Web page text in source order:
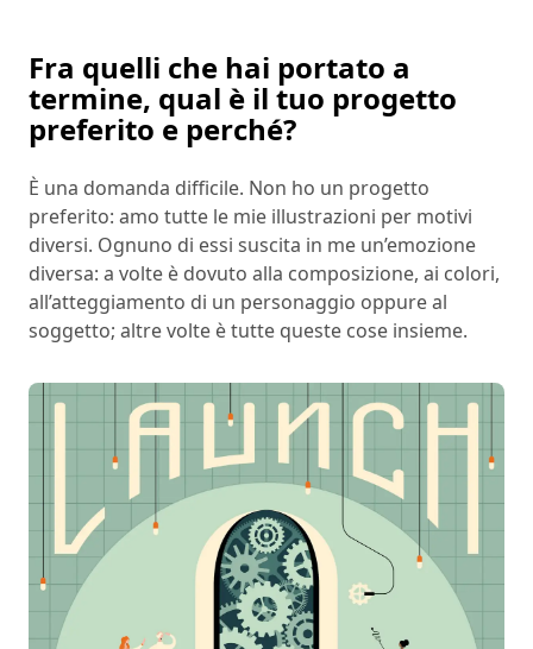
Fra quelli che hai portato a
termine, qual è il tuo progetto
preferito e perché?
È una domanda difficile. Non ho un progetto
preferito: amo tutte le mie illustrazioni per motivi
diversi. Ognuno di essi suscita in me un’emozione
diversa: a volte è dovuto alla composizione, ai colori,
all’atteggiamento di un personaggio oppure al
soggetto; altre volte è tutte queste cose insieme.